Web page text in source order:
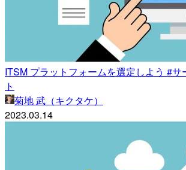
ITSM プラットフォームを選定しよう #サ
ト
菊地 武（キクタケ）
2023.03.14